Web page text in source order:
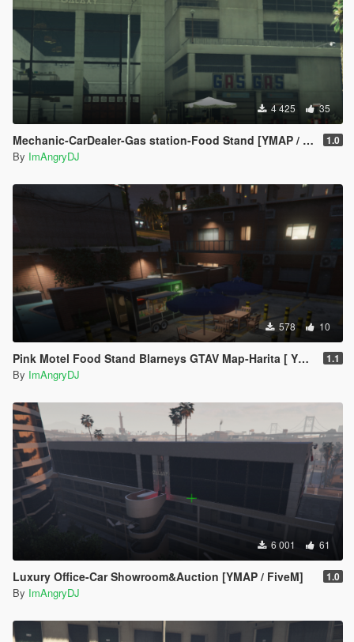
4 425 35
Mechanic-CarDealer-Gas station-Food Stand [YMAP / FiveM] 1.0
By ImAngryDJ
578 10
Pink Motel Food Stand Blarneys GTAV Map-Harita [ YMAP / FiveM / SP ] 1.1
By ImAngryDJ
6 001 61
Luxury Office-Car Showroom&Auction [YMAP / FiveM] 1.0
By ImAngryDJ